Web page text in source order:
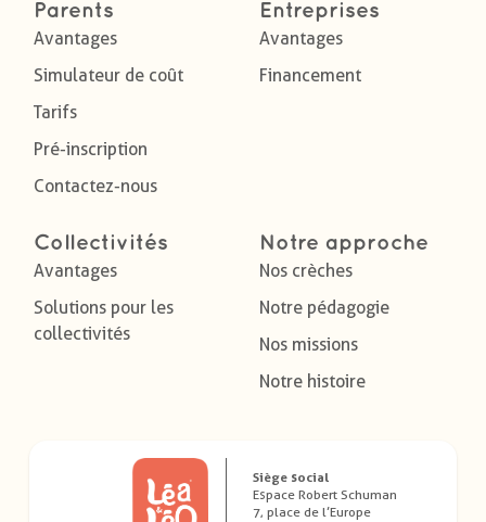
Parents
Avantages
Simulateur de coût
Tarifs
Pré-inscription
Contactez-nous
Entreprises
Avantages
Financement
Collectivités
Avantages
Solutions pour les
collectivités
Notre approche
Nos crèches
Notre pédagogie
Nos missions
Notre histoire
Siège social
Espace Robert Schuman
7, place de l’Europe